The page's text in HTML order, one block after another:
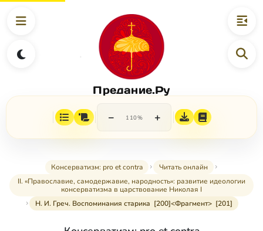
Предание.Ру
− 110% +
Консерватизм: pro et contra
Читать онлайн
II. «Православие, самодержавие, народность»: развитие идеологии
консерватизма в царствование Николая I
Н. И. Греч. Воспоминания старика [200]<Фрагмент> [201]